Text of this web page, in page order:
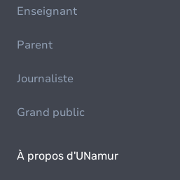
Enseignant
Parent
Journaliste
Grand public
À propos d'UNamur